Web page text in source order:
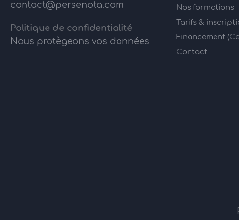
contact@persenota.com
Politique de confidentialité
Nous protègeons vos données
Nos formations
Tarifs &
Financement
Contact